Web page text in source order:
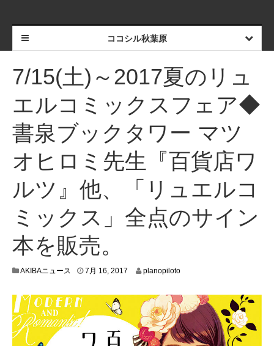
ココシル秋葉原
7/15(土)～2017夏のリュ
エルコミックスフェア◆
書泉ブックタワー マツ
オヒロミ先生『百貨店ワ
ルツ』他、「リュエルコ
ミックス」全点のサイン
本を販売。
AKIBAニュース 7月 16, 2017
2
planopiloto